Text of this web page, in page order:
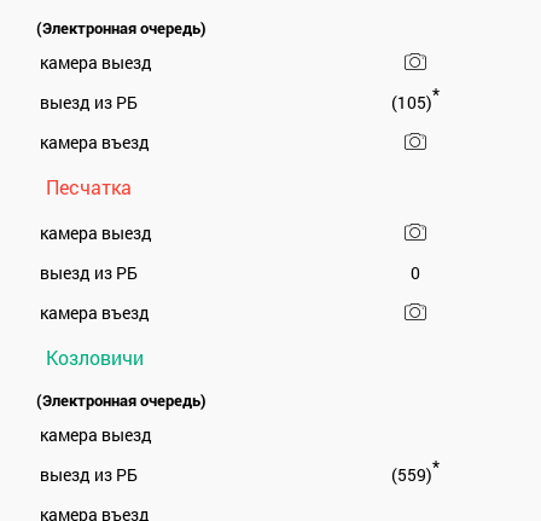
(Электронная очередь)
камера выезд
выезд из РБ
(105)*
камера въезд
Песчатка
камера выезд
выезд из РБ
0
камера въезд
Козловичи
(Электронная очередь)
камера выезд
выезд из РБ
(559)*
камера въезд